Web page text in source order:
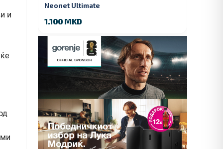
Neonet Ultimate
1.100 MKD